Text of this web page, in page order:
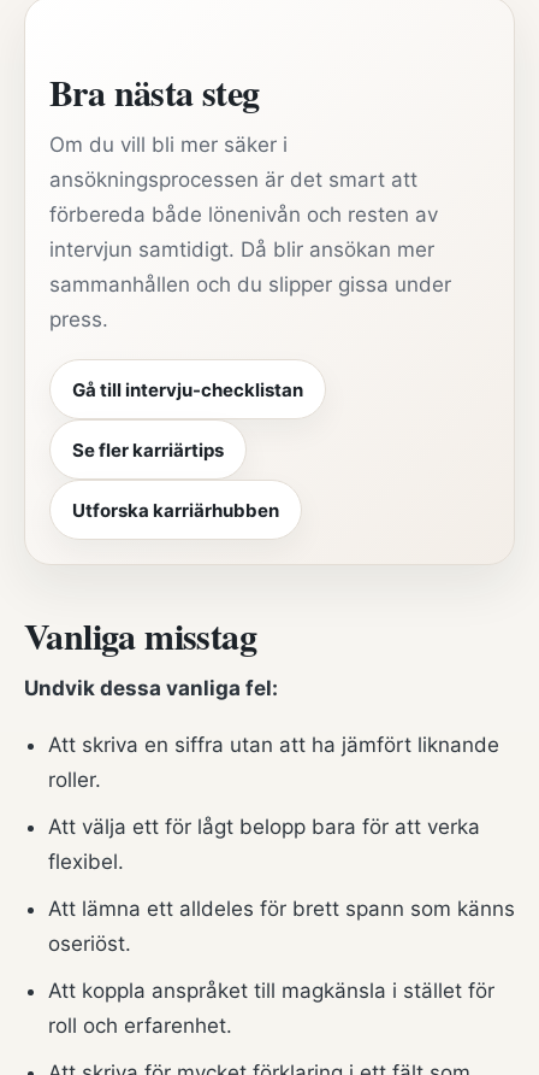
Bra nästa steg
Om du vill bli mer säker i
ansökningsprocessen är det smart att
förbereda både lönenivån och resten av
intervjun samtidigt. Då blir ansökan mer
sammanhållen och du slipper gissa under
press.
Gå till intervju-checklistan
Se fler karriärtips
Utforska karriärhubben
Vanliga misstag
Undvik dessa vanliga fel:
Att skriva en siffra utan att ha jämfört liknande
roller.
Att välja ett för lågt belopp bara för att verka
flexibel.
Att lämna ett alldeles för brett spann som känns
oseriöst.
Att koppla anspråket till magkänsla i stället för
roll och erfarenhet.